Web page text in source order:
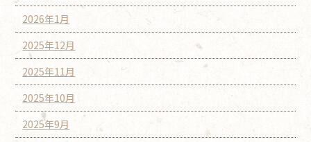
2026年1月
2025年12月
2025年11月
2025年10月
2025年9月